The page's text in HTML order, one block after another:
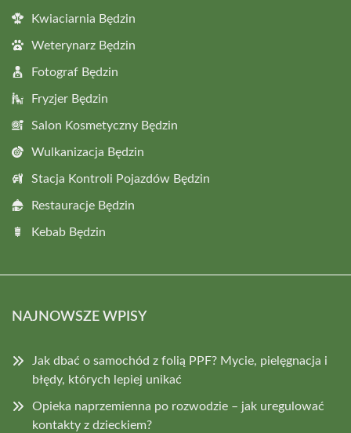
Kwiaciarnia Będzin
Weterynarz Będzin
Fotograf Będzin
Fryzjer Będzin
Salon Kosmetyczny Będzin
Wulkanizacja Będzin
Stacja Kontroli Pojazdów Będzin
Restauracje Będzin
Kebab Będzin
NAJNOWSZE WPISY
Jak dbać o samochód z folią PPF? Mycie, pielęgnacja i
błędy, których lepiej unikać
Opieka naprzemienna po rozwodzie – jak uregulować
kontakty z dzieckiem?